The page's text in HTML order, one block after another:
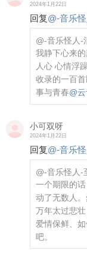
2024年1月22日
回复@-音乐
@-音乐怪人-
我静下心来
人心 心情浮
收录的一百
事与青春@
小可双呀
2024年1月22日
回复@-音乐
@-音乐怪人-
一个期限的
动了无数人
万年太过悲
爱情保鲜、
吧。